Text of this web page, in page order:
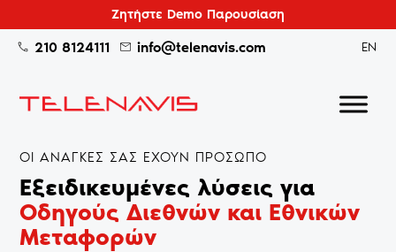
Ζητήστε Demo Παρουσίαση
210 8124111 info@telenavis.com EN
ΟΙ ΑΝΑΓΚΕΣ ΣΑΣ ΕΧΟΥΝ ΠΡΟΣΩΠΟ
Εξειδικευμένες λύσεις για
Οδηγούς Διεθνών και Εθνικών
Μεταφορών